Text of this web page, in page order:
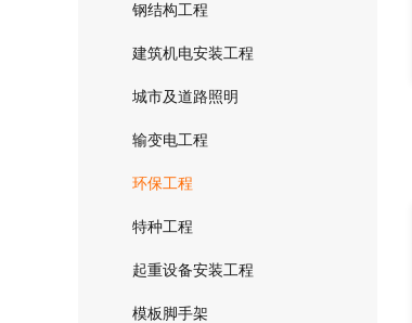
钢结构工程
建筑机电安装工程
城市及道路照明
输变电工程
环保工程
特种工程
起重设备安装工程
模板脚手架